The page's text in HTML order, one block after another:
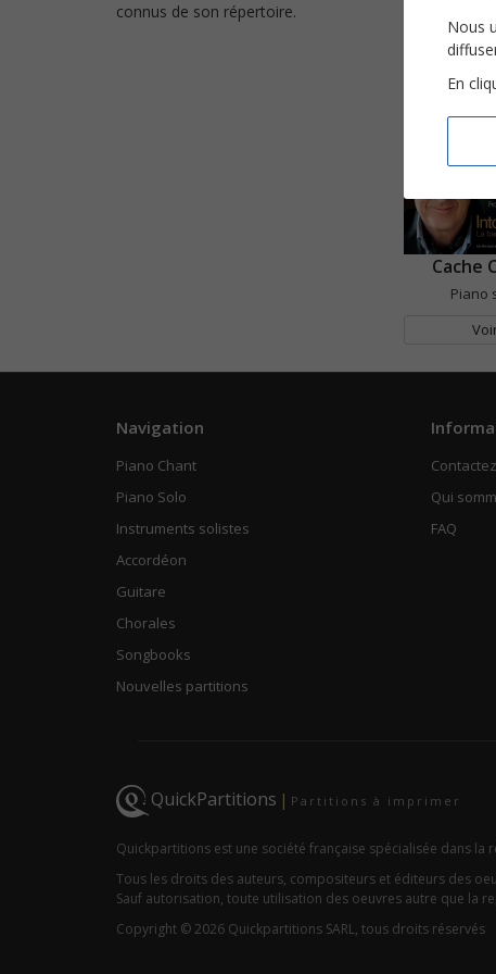
connus de son répertoire.
Cache
Piano
Navigation
Piano Chant
Piano Solo
Instruments solistes
Accordéon
Guitare
Chorales
Songbooks
Nouvelles partitions
Qui
FAQ
QuickPartitions | Partitions à imprimer
Quickpartitions est une société française spécialisée dans
Tous les droits des auteurs, compositeurs et éditeurs des
Sauf autorisation, toute utilisation des oeuvres autre que la
Copyright © 2026 Quickpartitions SARL, tous droits réservés
Nous
En